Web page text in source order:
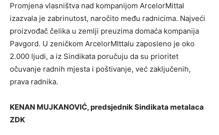
Promjena vlasništva nad kompanijom ArcelorMittal
izazvala je zabrinutost, naročito među radnicima. Najveći
proizvođač čelika u zemlji preuzima domaća kompanija
Pavgord. U zeničkom ArcelorMIttalu zaposleno je oko
2.000 ljudi, a iz Sindikata poručuju da su prioritet
očuvanje radnih mjesta i poštivanje, već zaključenih,
prava radnika.
KENAN MUJKANOVIĆ, predsjednik Sindikata metalaca
ZDK